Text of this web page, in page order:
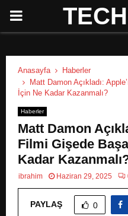
P
M
A
R
Anasayfa
Haberler
Matt Damon Açıkladı:
İçin Ne Kadar Kazanmalı?
Haberler
Matt Damon
Filmi Gişede
Kadar
ibrahim Haziran 29, 2025
PAYLAŞ 0